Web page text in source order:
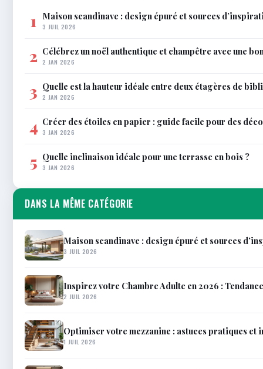
1 Maison scandinave : design épuré et sources
3 JUIL 2026
2 Célébrez un noël authentique et champêtre avec une
2 JAN 2026
3 Quelle est la hauteur idéale entre deux étagères de
2 JAN 2026
4 Créer des étoiles en papier : guide facile pour des
3 JAN 2026
5 Quelle inclinaison idéale pour une terrasse en bois ?
3 JAN 2026
DANS LA MÊME CATÉGORIE
Maison scandinave : design épuré et sources
3 JUIL 2026
Inspirez votre Chambre Adulte en 2026 :
2 JUIL 2026
Optimiser votre mezzanine : astuces pratiques et
1 JUIL 2026